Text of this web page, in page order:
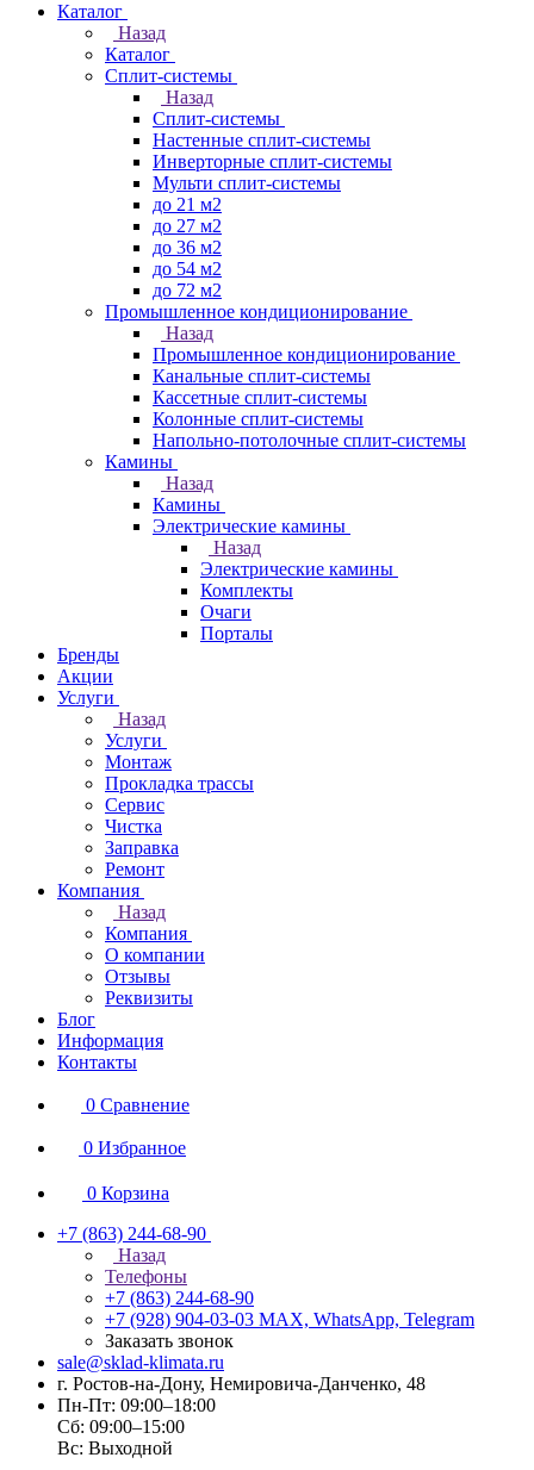
Каталог
Назад
Каталог
Сплит-системы
Назад
Сплит-системы
Настенные сплит-системы
Инверторные сплит-системы
Мульти сплит-системы
до 21 м2
до 27 м2
до 36 м2
до 54 м2
до 72 м2
Промышленное кондиционирование
Назад
Промышленное кондиционирование
Канальные сплит-системы
Кассетные сплит-системы
Колонные сплит-системы
Напольно-потолочные сплит-системы
Камины
Назад
Камины
Электрические камины
Назад
Электрические камины
Комплекты
Очаги
Порталы
Бренды
Акции
Услуги
Назад
Услуги
Монтаж
Прокладка трассы
Сервис
Чистка
Заправка
Ремонт
Компания
Назад
Компания
О компании
Отзывы
Реквизиты
Блог
Информация
Контакты
0 Сравнение
0 Избранное
0 Корзина
+7 (863) 244-68-90
Назад
Телефоны
+7 (863) 244-68-90
+7 (928) 904-03-03 MAX, WhatsApp, Telegram
Заказать звонок
sale@sklad-klimata.ru
г. Ростов-на-Дону, Немировича-Данченко, 48
Пн-Пт: 09:00–18:00
Сб: 09:00–15:00
Вс: Выходной